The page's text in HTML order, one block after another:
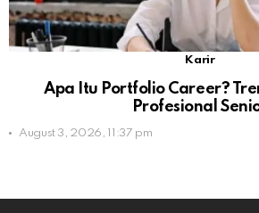
Karir
Apa Itu Portfolio Career?
Profesional
August 3, 2026, 11:37 pm